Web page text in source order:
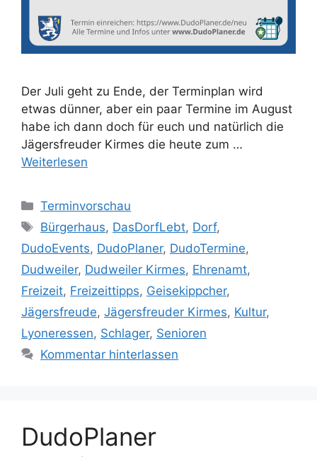
Der Juli geht zu Ende, der Terminplan wird
etwas dünner, aber ein paar Termine im August
habe ich dann doch für euch und natürlich die
Jägersfreuder Kirmes die heute zum …
Weiterlesen
Kategorien
Terminvorschau
Schlagwörter
Bürgerhaus, DasDorfLebt, Dorf,
DudoEvents, DudoPlaner, DudoTermine,
Dudweiler, Dudweiler Kirmes, Ehrenamt,
Freizeit, Freizeittipps, Geisekippcher,
Jägersfreude, Jägersfreuder Kirmes, Kultur,
Lyoneressen, Schlager, Senioren
Kommentar hinterlassen
DudoPlaner